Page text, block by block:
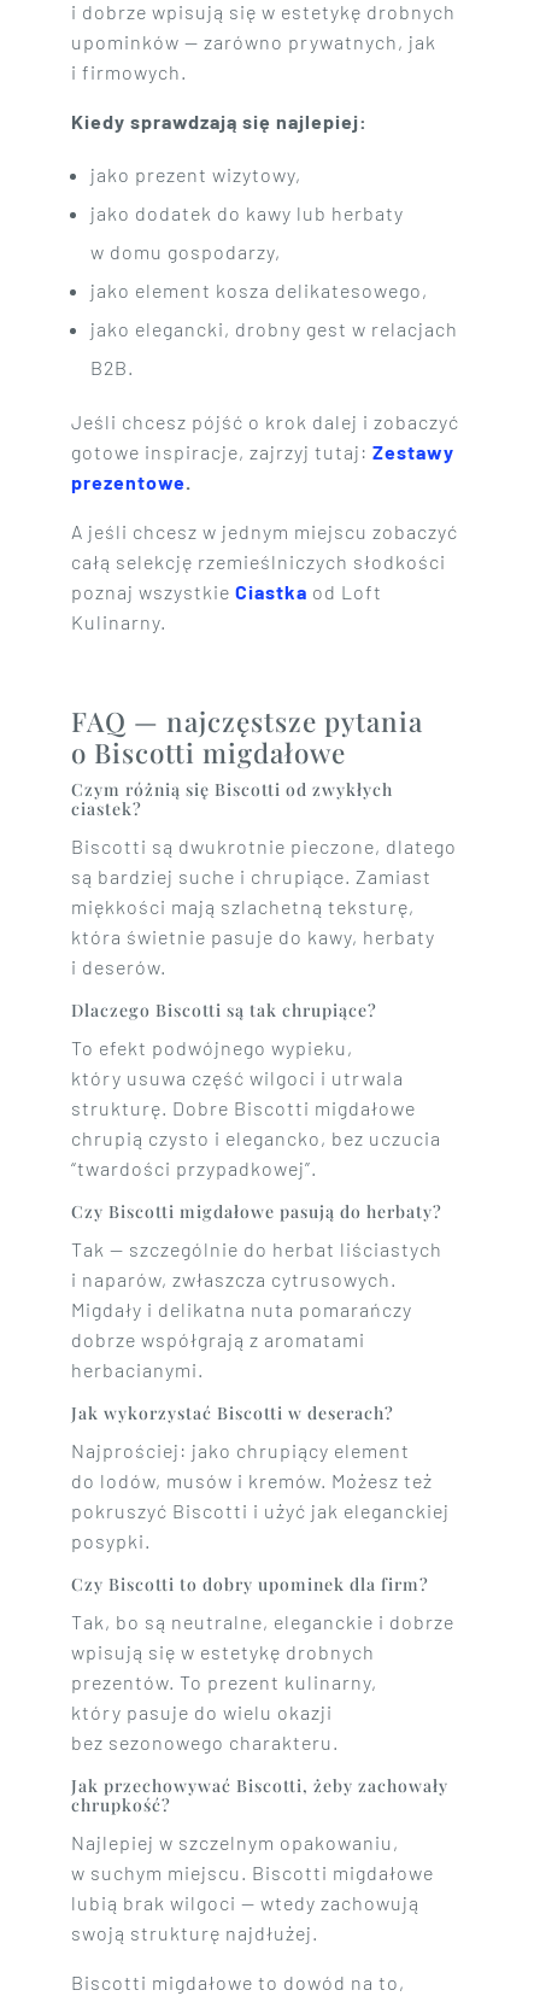
i dobrze wpisują się w estetykę drobnych
upominków — zarówno prywatnych, jak
i firmowych.
Kiedy sprawdzają się najlepiej:
jako prezent wizytowy,
jako dodatek do kawy lub herbaty
w domu gospodarzy,
jako element kosza delikatesowego,
jako elegancki, drobny gest w relacjach
B2B.
Jeśli chcesz pójść o krok dalej i zobaczyć
gotowe inspiracje, zajrzyj tutaj:Zestawy
prezentowe.
A jeśli chcesz w jednym miejscu zobaczyć
całą selekcję rzemieślniczych słodkości
poznaj wszystkieCiastka od Loft
Kulinarny.
FAQ — najczęstsze pytania
o Biscotti migdałowe
Czym różnią się Biscotti od zwykłych
ciastek?
Biscotti są dwukrotnie pieczone, dlatego
są bardziej suche i chrupiące. Zamiast
miękkości mają szlachetną teksturę,
która świetnie pasuje do kawy, herbaty
i deserów.
Dlaczego Biscotti są tak chrupiące?
To efekt podwójnego wypieku,
który usuwa część wilgoci i utrwala
strukturę. Dobre Biscotti migdałowe
chrupią czysto i elegancko, bez uczucia
“twardości przypadkowej”.
Czy Biscotti migdałowe pasują do herbaty?
Tak — szczególnie do herbat liściastych
i naparów, zwłaszcza cytrusowych.
Migdały i delikatna nuta pomarańczy
dobrze współgrają z aromatami
herbacianymi.
Jak wykorzystać Biscotti w deserach?
Najprościej: jako chrupiący element
do lodów, musów i kremów. Możesz też
pokruszyć Biscotti i użyć jak eleganckiej
posypki.
Czy Biscotti to dobry upominek dla firm?
Tak, bo są neutralne, eleganckie i dobrze
wpisują się w estetykę drobnych
prezentów. To prezent kulinarny,
który pasuje do wielu okazji
bez sezonowego charakteru.
Jak przechowywać Biscotti, żeby zachowały
chrupkość?
Najlepiej w szczelnym opakowaniu,
w suchym miejscu. Biscotti migdałowe
lubią brak wilgoci — wtedy zachowują
swoją strukturę najdłużej.
Biscotti migdałowe to dowód na to,